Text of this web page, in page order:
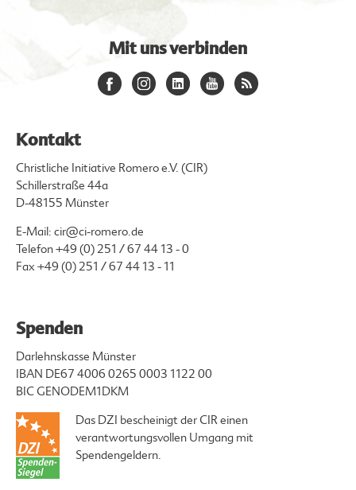
Mit uns verbinden
Kontakt
Christliche Initiative Romero e.V. (CIR)
Schillerstraße 44a
D-48155 Münster
E-Mail: cir@ci-romero.de
Telefon+49 (0) 251 / 67 44 13 - 0
Fax +49 (0) 251 / 67 44 13 - 11
Spenden
Darlehnskasse Münster
IBAN DE67 4006 0265 0003 1122 00
BIC GENODEM1DKM
Das DZI bescheinigt der CIR einen
verantwortungsvollen Umgang mit
Spendengeldern.